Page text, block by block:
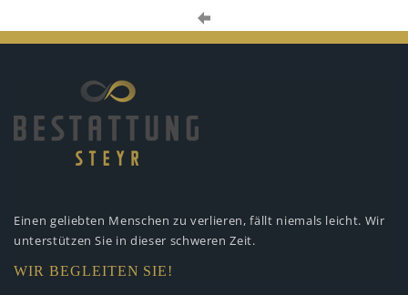
Einen geliebten Menschen zu verlieren, fällt niemals leicht. Wir
unterstützen Sie in dieser schweren Zeit.
WIR BEGLEITEN SIE!